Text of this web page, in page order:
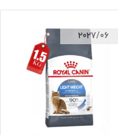
2027/06